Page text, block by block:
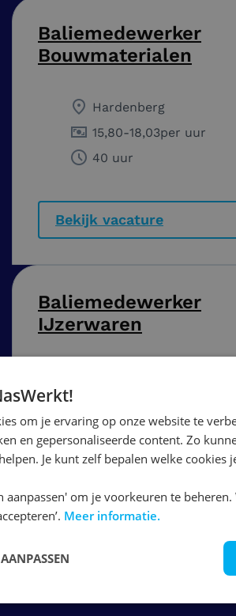
Baliemedewerker
Bouwmaterialen
Hardenberg
15,80-18,03per uur
40 uur
Bekijk vacature
Baliemedewerker
IJzerwaren
40 uur
Bekijk vacature
om je ervaring op onze website te
en gepersonaliseerde content. Zo
Je kunt zelf bepalen welke cookies
aanpassen' om je voorkeuren te
Meer informatie.